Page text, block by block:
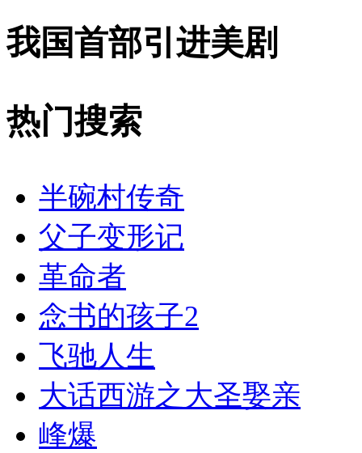
我国首部引进美剧
热门搜索
半碗村传奇
父子变形记
革命者
念书的孩子2
飞驰人生
大话西游之大圣娶亲
峰爆